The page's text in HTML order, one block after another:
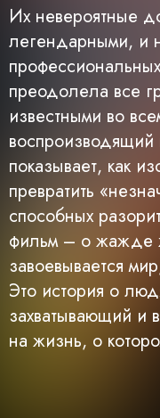
Их невероятные
легендарными, и
преодолела все
известными во
показывает, как
превратить
способных
фильм – о жажде
завоевывается
Это история о
захватывающий и
на жизнь, о